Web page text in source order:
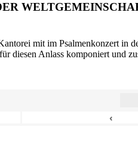
mit im Psalmenkonzert in
diesen Anlass komponiert und
‹